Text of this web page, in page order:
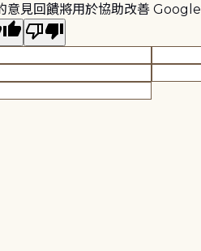
意見回饋將用於協助改善